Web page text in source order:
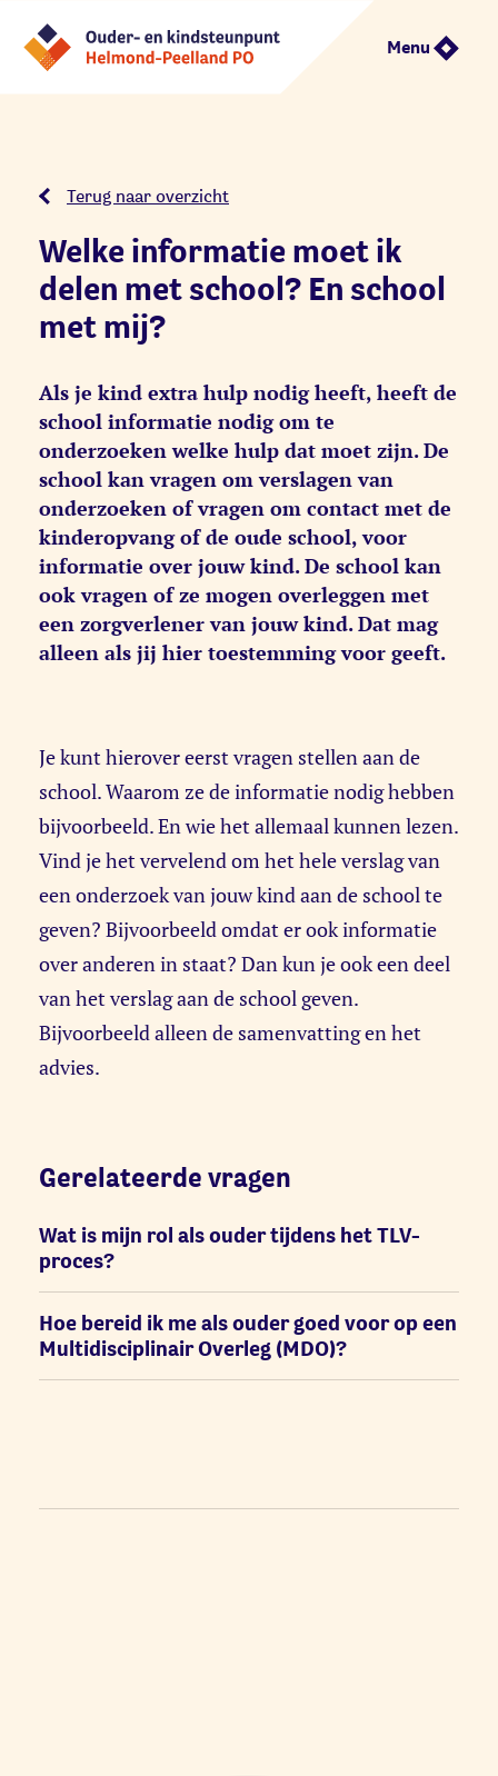
Menu
Terug naar overzicht
Welke informatie moet ik
delen met school? En school
met mij?
Als je kind extra hulp nodig heeft, heeft de
school informatie nodig om te
onderzoeken welke hulp dat moet zijn. De
school kan vragen om verslagen van
onderzoeken of vragen om contact met de
kinderopvang of de oude school, voor
informatie over jouw kind. De school kan
ook vragen of ze mogen overleggen met
een zorgverlener van jouw kind. Dat mag
alleen als jij hier toestemming voor geeft.
Je kunt hierover eerst vragen stellen aan de
school. Waarom ze de informatie nodig hebben
bijvoorbeeld. En wie het allemaal kunnen lezen.
Vind je het vervelend om het hele verslag van
een onderzoek van jouw kind aan de school te
geven? Bijvoorbeeld omdat er ook informatie
over anderen in staat? Dan kun je ook een deel
van het verslag aan de school geven.
Bijvoorbeeld alleen de samenvatting en het
advies.
Gerelateerde vragen
Wat is mijn rol als ouder tijdens het TLV-
proces?
Hoe bereid ik me als ouder goed voor op een
Multidisciplinair Overleg (MDO)?